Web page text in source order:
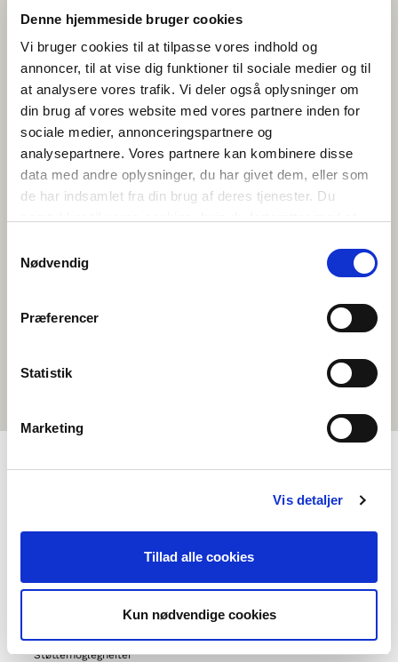
Denne hjemmeside bruger cookies
Vi bruger cookies til at tilpasse vores indhold og
annoncer, til at vise dig funktioner til sociale medier og til
at analysere vores trafik. Vi deler også oplysninger om
din brug af vores website med vores partnere inden for
sociale medier, annonceringspartnere og
analysepartnere. Vores partnere kan kombinere disse
data med andre oplysninger, du har givet dem, eller som
de har indsamlet fra din brug af deres tjenester. Du
Nødvendig
Præferencer
Statistik
Marketing
Vis detaljer
Tillad alle cookies
Kun nødvendige cookies
NORDEN I SKOLEN BIRRA
Støttemoglegheiter
våga fråga igen om de inte förstår. Det är okej att inte
5. FÖLJ UPP EFTERÅT
Diskutera hur chatten gick, vad som var lätt eller
svårt, och vad eleverna lärde sig. Många tycker det är
lärandet har varit meningsfullt.
TESTA MED DIN KLASS!
Anmäl er till Nordisk skolchatt